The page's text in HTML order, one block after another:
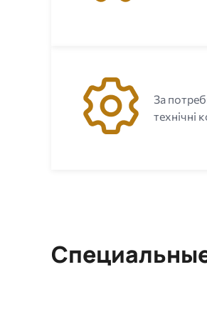
За
технічні